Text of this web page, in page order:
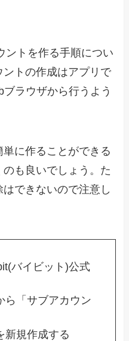
ントを作る手順につい
トの作成はアプリで
ラウザから行うよう
に作ることができる
も良いでしょう。た
できないので注意し
バイビット)公式
ら「サブアカウン
新規作成する